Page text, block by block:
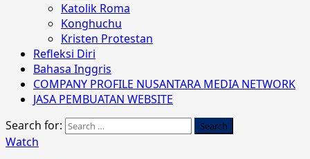
Katolik Roma
Konghuchu
Kristen Protestan
Refleksi Diri
Bahasa Inggris
COMPANY PROFILE NUSANTARA MEDIA NETWORK
JASA PEMBUATAN WEBSITE
Search for:
Watch